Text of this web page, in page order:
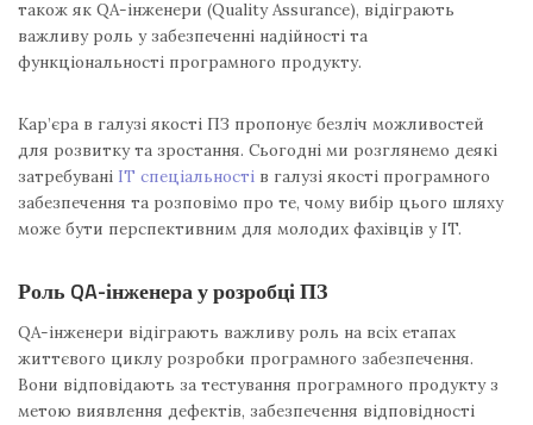
також як QA-інженери (Quality Assurance), відіграють
важливу роль у забезпеченні надійності та
функціональності програмного продукту.
Кар’єра в галузі якості ПЗ пропонує безліч можливостей
для розвитку та зростання. Сьогодні ми розглянемо деякі
затребувані IT спеціальності в галузі якості програмного
забезпечення та розповімо про те, чому вибір цього шляху
може бути перспективним для молодих фахівців у IT.
Роль QA-інженера у розробці ПЗ
QA-інженери відіграють важливу роль на всіх етапах
життєвого циклу розробки програмного забезпечення.
Вони відповідають за тестування програмного продукту з
метою виявлення дефектів, забезпечення відповідності